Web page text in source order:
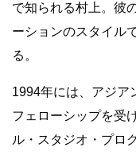
で知られる村上。彼
ーションのスタイル
る。
1994年には、アジア
フェローシップを受
ル・スタジオ・プロ